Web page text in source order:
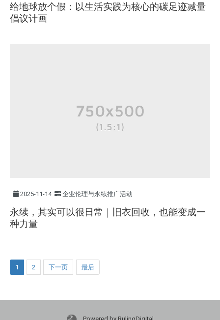
给地球放个假：以生活实践为核心的碳足迹减量
倡议计画
2025-11-14 企业伦理与永续推广活动
永续，其实可以很日常｜旧衣回收，也能变成一
种力量
1 2 下一页 最后